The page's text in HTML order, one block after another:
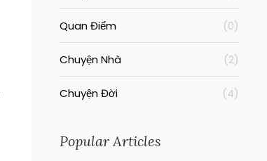
Quan Điểm (0)
Chuyện Nhà (2)
Chuyện Đời (4)
Popular Articles